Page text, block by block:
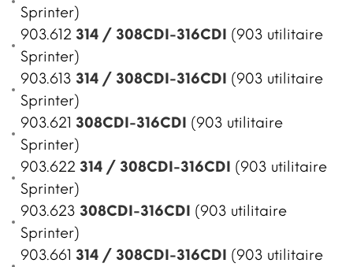
Sprinter)
903.612 314 / 308CDI-316CDI (903 utilitaire
Sprinter)
903.613 314 / 308CDI-316CDI (903 utilitaire
Sprinter)
903.621 308CDI-316CDI (903 utilitaire
Sprinter)
903.622 314 / 308CDI-316CDI (903 utilitaire
Sprinter)
903.623 308CDI-316CDI (903 utilitaire
Sprinter)
903.661 314 / 308CDI-316CDI (903 utilitaire